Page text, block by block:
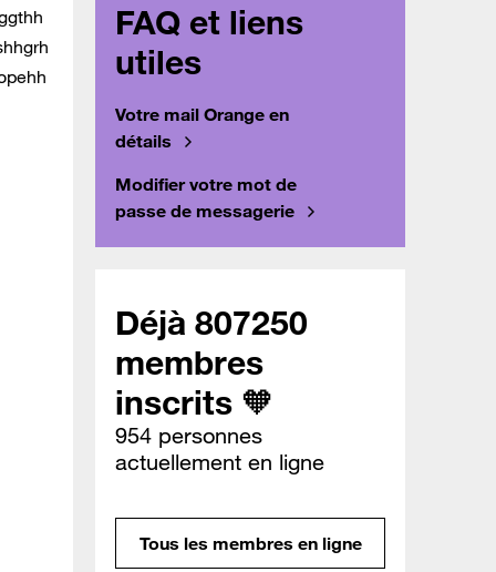
FAQ et liens
utiles
Votre mail Orange en
détails
Modifier votre mot de
passe de messagerie
Déjà 807250
membres
inscrits 🧡
954 personnes
actuellement en ligne
Tous les membres en ligne